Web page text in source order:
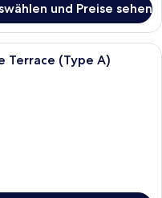
und Preise sehen
Terrace (Type A)